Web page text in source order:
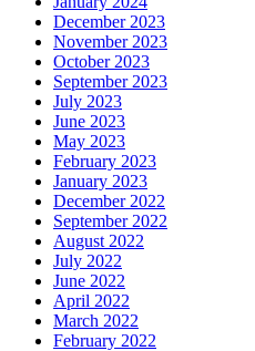
December 2023
November 2023
October 2023
September 2023
July 2023
June 2023
May 2023
February 2023
January 2023
December 2022
September 2022
August 2022
July 2022
June 2022
April 2022
March 2022
February 2022